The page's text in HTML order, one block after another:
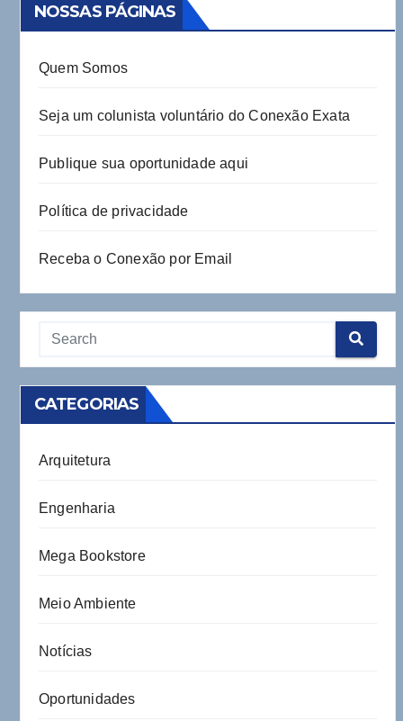
NOSSAS PÁGINAS
Quem Somos
Seja um colunista voluntário do Conexão Exata
Publique sua oportunidade aqui
Política de privacidade
Receba o Conexão por Email
CATEGORIAS
Arquitetura
Engenharia
Mega Bookstore
Meio Ambiente
Notícias
Oportunidades